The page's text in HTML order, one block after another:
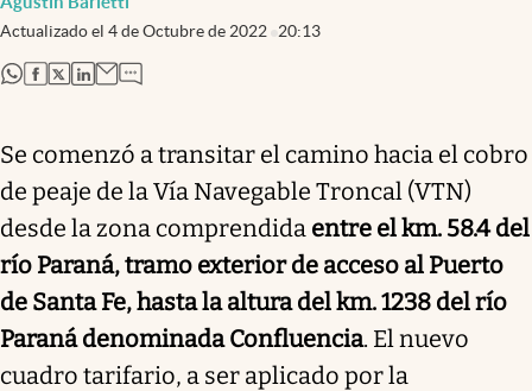
Actualizado el 4 de Octubre de 2022 20:13
abre en nueva pestaña
abre en nueva pestaña
abre en nueva pestaña
abre en nueva pestaña
Se comenzó a transitar el camino hacia el cobro
de peaje de la Vía Navegable Troncal (VTN)
desde la zona comprendida entre el km. 58.4 del
río Paraná, tramo exterior de acceso al Puerto
de Santa Fe, hasta la altura del km. 1238 del río
Paraná denominada Confluencia. El nuevo
cuadro tarifario, a ser aplicado por la